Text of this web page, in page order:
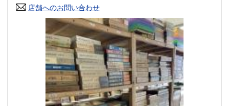
高知県 800円
800円 長崎県
800円 大分県
800円 鹿児島県
1,500円
店舗へのお問い合わせ